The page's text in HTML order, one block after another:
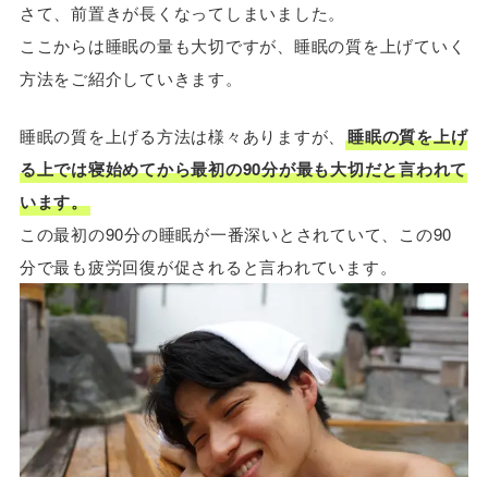
さて、前置きが長くなってしまいました。
ここからは睡眠の量も大切ですが、睡眠の質を上げていく
方法をご紹介していきます。
睡眠の質を上げる方法は様々ありますが、睡眠の質を上げ
る上では寝始めてから最初の90分が最も大切だと言われて
います。
この最初の90分の睡眠が一番深いとされていて、この90
分で最も疲労回復が促されると言われています。